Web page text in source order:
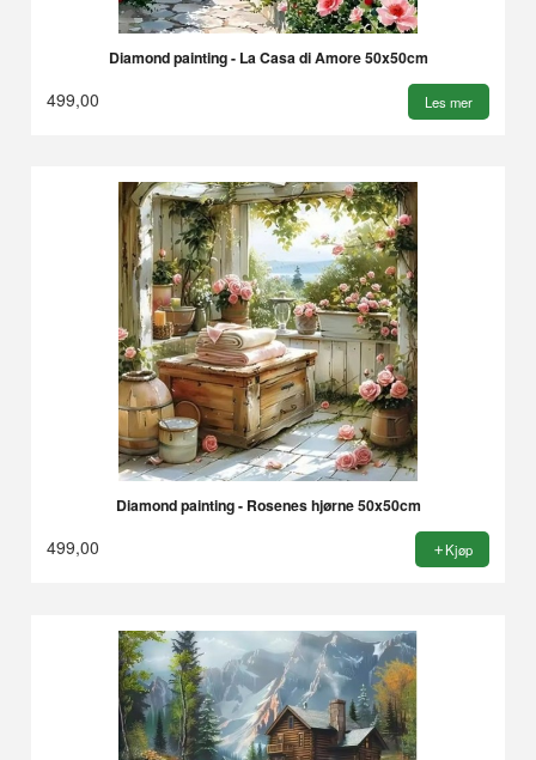
Diamond painting - La Casa di Amore 50x50cm
499,00 Les mer
Diamond painting - Rosenes hjørne 50x50cm
499,00 Kjøp